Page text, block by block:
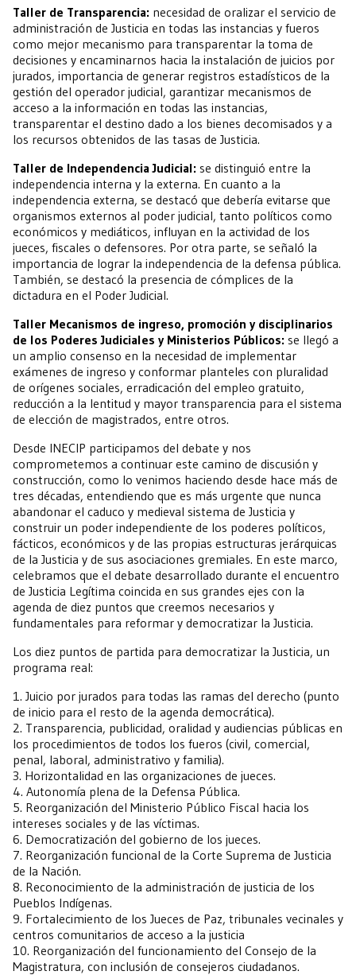
Taller de Transparencia: necesidad de oralizar el servicio de
administración de Justicia en todas las instancias y fueros
como mejor mecanismo para transparentar la toma de
decisiones y encaminarnos hacia la instalación de juicios por
jurados, importancia de generar registros estadísticos de la
gestión del operador judicial, garantizar mecanismos de
acceso a la información en todas las instancias,
transparentar el destino dado a los bienes decomisados y a
los recursos obtenidos de las tasas de Justicia.
Taller de Independencia Judicial: se distinguió entre la
independencia interna y la externa. En cuanto a la
independencia externa, se destacó que debería evitarse que
organismos externos al poder judicial, tanto políticos como
económicos y mediáticos, influyan en la actividad de los
jueces, fiscales o defensores. Por otra parte, se señaló la
importancia de lograr la independencia de la defensa pública.
También, se destacó la presencia de cómplices de la
dictadura en el Poder Judicial.
Taller Mecanismos de ingreso, promoción y disciplinarios
de los Poderes Judiciales y Ministerios Públicos: se llegó a
un amplio consenso en la necesidad de implementar
exámenes de ingreso y conformar planteles con pluralidad
de orígenes sociales, erradicación del empleo gratuito,
reducción a la lentitud y mayor transparencia para el sistema
de elección de magistrados, entre otros.
Desde INECIP participamos del debate y nos
comprometemos a continuar este camino de discusión y
construcción, como lo venimos haciendo desde hace más de
tres décadas, entendiendo que es más urgente que nunca
abandonar el caduco y medieval sistema de Justicia y
construir un poder independiente de los poderes políticos,
fácticos, económicos y de las propias estructuras jerárquicas
de la Justicia y de sus asociaciones gremiales. En este marco,
celebramos que el debate desarrollado durante el encuentro
de Justicia Legítima coincida en sus grandes ejes con la
agenda de diez puntos que creemos necesarios y
fundamentales para reformar y democratizar la Justicia.
Los diez puntos de partida para democratizar la Justicia, un
programa real:
1. Juicio por jurados para todas las ramas del derecho (punto
de inicio para el resto de la agenda democrática).
2. Transparencia, publicidad, oralidad y audiencias públicas en
los procedimientos de todos los fueros (civil, comercial,
penal, laboral, administrativo y familia).
3. Horizontalidad en las organizaciones de jueces.
4. Autonomía plena de la Defensa Pública.
5. Reorganización del Ministerio Público Fiscal hacia los
intereses sociales y de las víctimas.
6. Democratización del gobierno de los jueces.
7. Reorganización funcional de la Corte Suprema de Justicia
de la Nación.
8. Reconocimiento de la administración de justicia de los
Pueblos Indígenas.
9. Fortalecimiento de los Jueces de Paz, tribunales vecinales y
centros comunitarios de acceso a la justicia
10. Reorganización del funcionamiento del Consejo de la
Magistratura, con inclusión de consejeros ciudadanos.